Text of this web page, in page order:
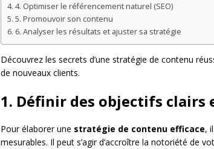
4. Optimiser le référencement naturel (SEO)
5. Promouvoir son contenu
6. Analyser les résultats et ajuster sa stratégie
Découvrez les secrets d’une stratégie de contenu
de nouveaux clients.
1. Définir des objectifs clairs
Pour élaborer une stratégie de contenu efficace,
mesurables. Il peut s’agir d’accroître la notoriété de